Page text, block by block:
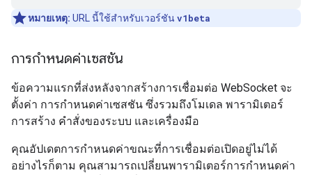
หมายเหตุ: URL นี้ใช้สำหรับเวอร์ชันv1beta
การกำหนดค่าเซสชัน
ข้อความแรกที่ส่งหลังจากสร้างการเชื่อมต่อ WebSocket จะ
ตั้งค่า การกำหนดค่าเซสชัน ซึ่งรวมถึงโมเดล พารามิเตอร์
การสร้าง คำสั่งของระบบ และเครื่องมือ
คุณอัปเดตการกำหนดค่าขณะที่การเชื่อมต่อเปิดอยู่ไม่ได้
อย่างไรก็ตาม คุณสามารถเปลี่ยนพารามิเตอร์การกำหนดค่า